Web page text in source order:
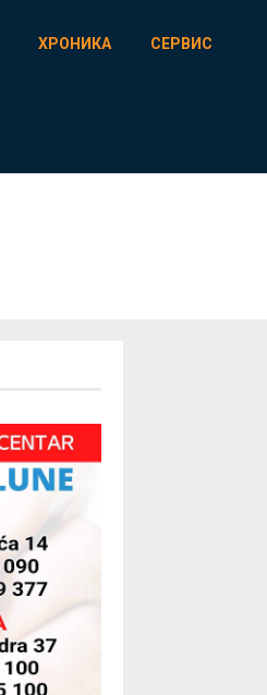
ХРОНИКА СЕРВИС